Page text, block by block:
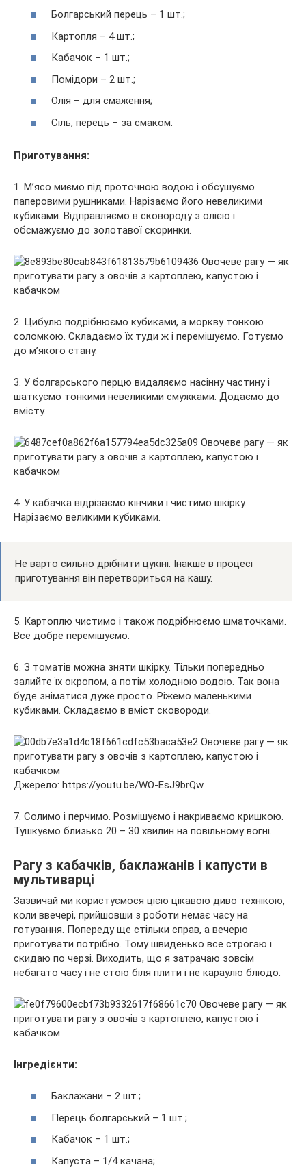
Болгарський перець – 1 шт.;
Картопля – 4 шт.;
Кабачок – 1 шт.;
Помідори – 2 шт.;
Олія – для смаження;
Сіль, перець – за смаком.
Приготування:
1. М’ясо миємо під проточною водою і обсушуємо
паперовими рушниками. Нарізаємо його невеликими
кубиками. Відправляємо в сковороду з олією і
обсмажуємо до золотавої скоринки.
2. Цибулю подрібнюємо кубиками, а моркву тонкою
соломкою. Складаємо їх туди ж і перемішуємо. Готуємо
до м’якого стану.
3. У болгарського перцю видаляємо насінну частину і
шаткуємо тонкими невеликими смужками. Додаємо до
вмісту.
4. У кабачка відрізаємо кінчики і чистимо шкірку.
Нарізаємо великими кубиками.
Не варто сильно дрібнити цукіні. Інакше в процесі
приготування він перетвориться на кашу.
5. Картоплю чистимо і також подрібнюємо шматочками.
Все добре перемішуємо.
6. З томатів можна зняти шкірку. Тільки попередньо
залийте їх окропом, а потім холодною водою. Так вона
буде зніматися дуже просто. Ріжемо маленькими
кубиками. Складаємо в вміст сковороди.
Джерело: https://youtu.be/WO-EsJ9brQw
7. Солимо і перчимо. Розмішуємо і накриваємо кришкою.
Тушкуємо близько 20 – 30 хвилин на повільному вогні.
Рагу з кабачків, баклажанів і капусти в
мультиварці
Зазвичай ми користуємося цією цікавою диво технікою,
коли ввечері, прийшовши з роботи немає часу на
готування. Попереду ще стільки справ, а вечерю
приготувати потрібно. Тому швиденько все строгаю і
скидаю по черзі. Виходить, що я затрачаю зовсім
небагато часу і не стою біля плити і не караулю блюдо.
Інгредієнти:
Баклажани – 2 шт.;
Перець болгарський – 1 шт.;
Кабачок – 1 шт.;
Капуста – 1/4 качана;